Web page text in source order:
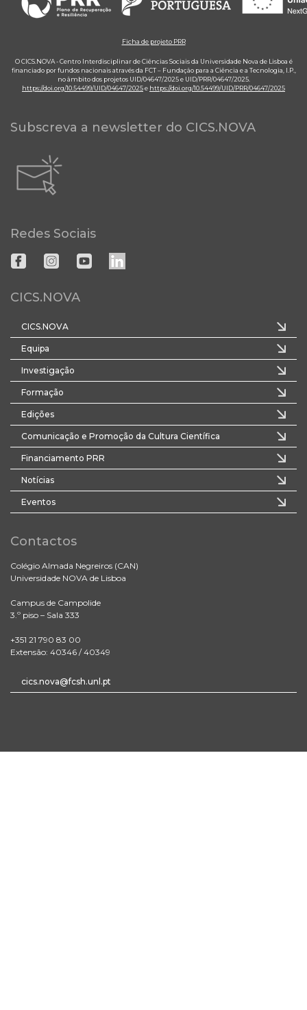
Ficha de projeto PRR
O CICS.NOVA - Centro Interdisciplinar de Ciências Sociais da Universidade Nova de Lisboa é
financiado por fundos nacionais através da FCT – Fundação para a Ciência e a Tecnologia, I.P.,
no âmbito dos projetos UID/04647/2025 e UID/PRR/04647/2025.
https://doi.org/10.54499/UID/04647/2025e https://doi.org/10.54499/UID/PRR/04647/2025
Subscreva a newsletter do CICS.NOVA
Redes Sociais
CICS.NOVA
CICS.NOVA
Equipa
Investigação
Formação
Edições
Comunicação e Promoção da Cultura Científica
Financiamento PRR
Notícias
Eventos
Contactos
Colégio Almada Negreiros (CAN)
Universidade NOVA de Lisboa
Campus de Campolide
3.º piso – Sala 333
+351 21 790 83 00
Extensão: 40346 / 40349
cics.nova@fcsh.unl.pt